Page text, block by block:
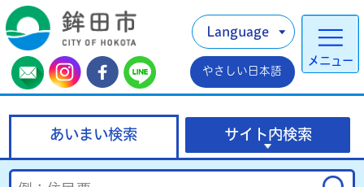
メニュー
Language
やさしい日本語
あいまい検索 サイト内検索